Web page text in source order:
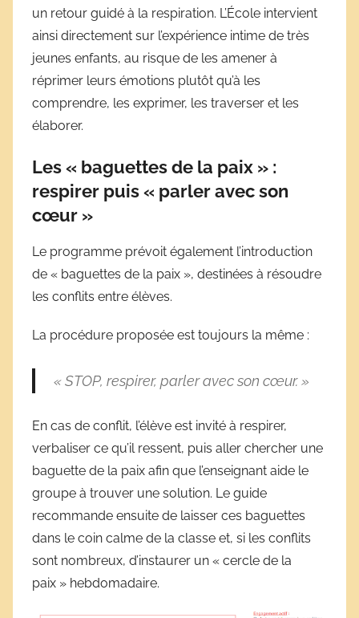
un retour guidé à la respiration. L’École intervient
ainsi directement sur l’expérience intime de très
jeunes enfants, au risque de les amener à
réprimer leurs émotions plutôt qu’à les
comprendre, les exprimer, les traverser et les
élaborer.
Les « baguettes de la paix » :
respirer puis « parler avec son
cœur »
Le programme prévoit également l’introduction
de « baguettes de la paix », destinées à résoudre
les conflits entre élèves.
La procédure proposée est toujours la même :
« STOP, respirer, parler avec son cœur. »
En cas de conflit, l’élève est invité à respirer,
verbaliser ce qu’il ressent, puis aller chercher une
baguette de la paix afin que l’enseignant aide le
groupe à trouver une solution. Le guide
recommande ensuite de laisser ces baguettes
dans le coin calme de la classe et, si les conflits
sont nombreux, d’instaurer un « cercle de la
paix » hebdomadaire.